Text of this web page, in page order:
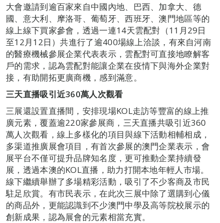
大會邀請到逾百家來自中國內地、巴西、加拿大、德
國、意大利、摩洛哥、葡萄牙、西班牙、澳門地區等的
線上線下買家參會，透過一連14天雲配對（11月29日
至12月12日）共進行了逾400場線上洽談，有來自河南
的醫療機械參展企業代表表示，雲配對可直接地瞭解客
戶的需求，認為雲配對能讓企業在疫情下與海外企業對
接，有助開拓更廣商機，感到滿意。
三天直播吸引近360萬人次觀看
三展還設置直播間，安排現場KOL走訪等豐富的線上推
廣元素，覆蓋逾220家參展商，三天直播共吸引近360
萬人次觀看，線上多樣化的項目與線下活動相輔相成，
多渠道推廣展會項目，有首次參展的澳門企業表示，會
展平台不僅可提升品牌知名度，更可推動企業持續發
展，透過本澳的KOL直播，助力打開本地年輕人市場。
線下繼續舉辦了多場精彩活動，吸引了不少客商及市民
駐足欣賞。有市民表示，在此次三展中除了選購到心儀
的商品外，更能認識到不少澳門中學及高等院校展示的
創新成果，認為展會的元素相當充實。